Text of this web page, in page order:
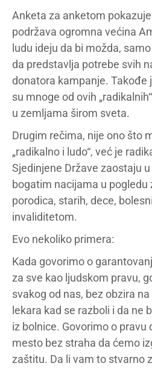
Anketa za anketom
podržava ogromna većina
ludu ideju da bi možda,
da predstavlja potrebe svih
donatora kampanje. Takođe
su mnoge od ovih
u zemljama širom sveta.
Drugim rečima, nije ono što
„radikalno i ludo“, već je
Sjedinjene Države zaostaju
bogatim nacijama u pogledu
porodica, starih, dece,
invaliditetom.
Evo nekoliko primera:
Kada govorimo o
za sve kao ljudskom pravu,
svakog od nas, bez obzira
lekara kad se razboli i da ne
iz bolnice. Govorimo o
mesto bez straha da ćemo
zaštitu. Da li vam to stvarno